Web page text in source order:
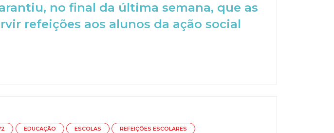
no final da última semana, que as
refeições aos alunos da ação social
EDUCAÇÃO ESCOLAS REFEIÇÕES ESCOLARES